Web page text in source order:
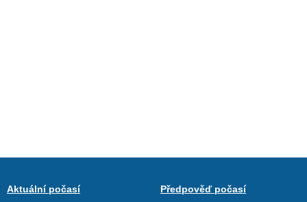
Aktuální počasí
Předpověď počasí